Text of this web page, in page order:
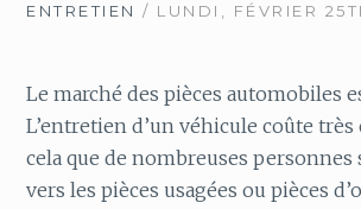
ENTRETIEN / LUNDI, FÉVRIER
Le marché des pièces automobiles
L’entretien d’un véhicule coûte très
cela que de nombreuses
vers les pièces usagées ou pièces